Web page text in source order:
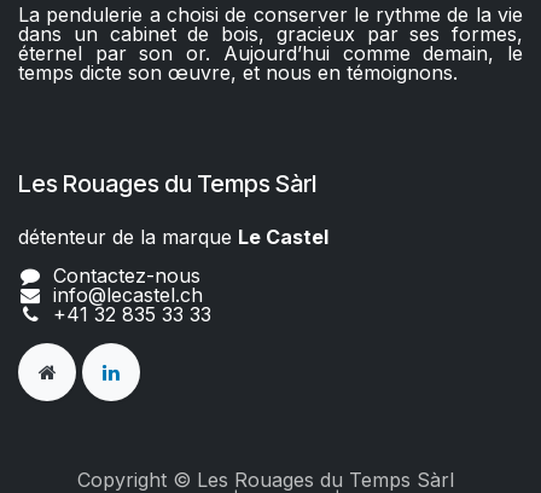
La pendulerie a choisi de conserver le rythme de la vie
dans un cabinet de bois, gracieux par ses formes,
éternel par son or. Aujourd’hui comme demain, le
temps dicte son œuvre, et nous en témoignons.
Les Rouages du Temps Sàrl
détenteur de la marque Le Castel​​
Contactez-nous
info@lecastel.ch
+41 32 835 33 33
Copyright © Les Rouages du Temps Sàrl